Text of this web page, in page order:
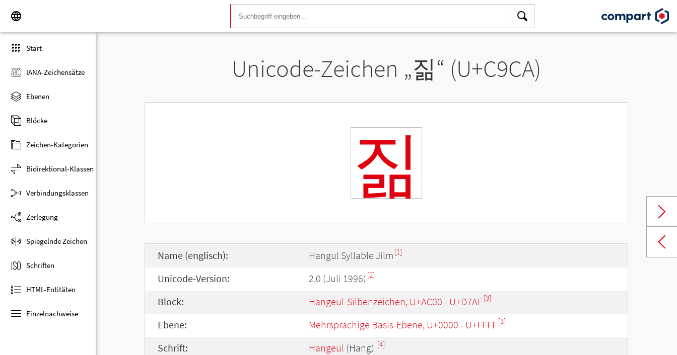
Start
IANA-Zeichensätze
Ebenen
Blöcke
Zeichen-Kategorien
Bidirektional-Klassen
Verbindungsklassen
Zerlegung
Spiegelnde Zeichen
Schriften
HTML-Entitäten
Einzelnachweise
Unicode-Zeichen „짊“ (U+C9CA)
짊
Name (englisch): Hangul Syllable Jilm [1]
Unicode-Version: 2.0 (Juli 1996) [2]
Block: Hangeul-Silbenzeichen, U+AC00 - U+D7AF[3]
Ebene: Mehrsprachige Basis-Ebene, U+0000 - U+FFFF[3]
Schrift: Hangeul (Hang) [4]